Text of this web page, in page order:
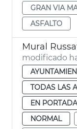
GRAN VIA
ASFALTO
Mural
modificado
TODAS LAS
EN PORTADA
NORMAL